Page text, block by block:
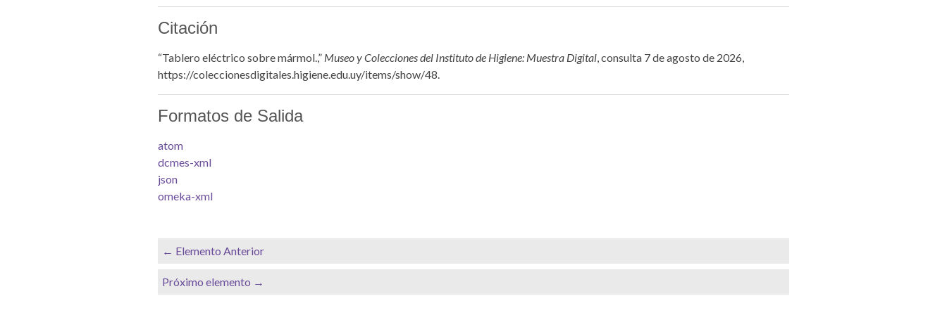
Citación
“Tablero eléctrico sobre mármol.,” Museo y Colecciones del Instituto de Higiene: Muestra Digital, consulta 7 de agosto de 2026,
https://coleccionesdigitales.higiene.edu.uy/items/show/48.
Formatos de Salida
atom
dcmes-xml
json
omeka-xml
← Elemento Anterior
Próximo elemento →